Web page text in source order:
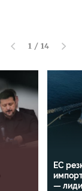
1 / 14
ЕС
—